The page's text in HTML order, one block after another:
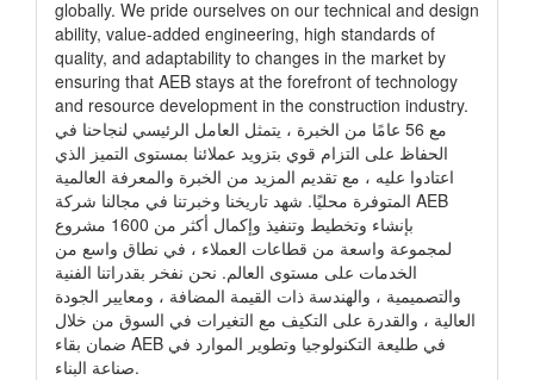
globally. We pride ourselves on our technical and design
ability, value-added engineering, high standards of
quality, and adaptability to changes in the market by
ensuring that AEB stays at the forefront of technology
and resource development in the construction industry.
مع 56 عامًا من الخبرة ، يتمثل العامل الرئيسي لنجاحنا في
الحفاظ على التزام قوي بتزويد عملائنا بمستوى التميز الذي
اعتادوا عليه ، مع تقديم المزيد من الخبرة والمعرفة العالمية
المتوفرة محليًا. شهد تاريخنا وخبرتنا في مجالنا شركة AEB
بإنشاء وتخطيط وتنفيذ وإكمال أكثر من 1600 مشروع
لمجموعة واسعة من قطاعات العملاء ، في نطاق واسع من
الخدمات على مستوى العالم. نحن نفخر بقدراتنا الفنية
والتصميمية ، والهندسة ذات القيمة المضافة ، ومعايير الجودة
العالية ، والقدرة على التكيف مع التغيرات في السوق من خلال
ضمان بقاء AEB في طليعة التكنولوجيا وتطوير الموارد في
صناعة البناء.